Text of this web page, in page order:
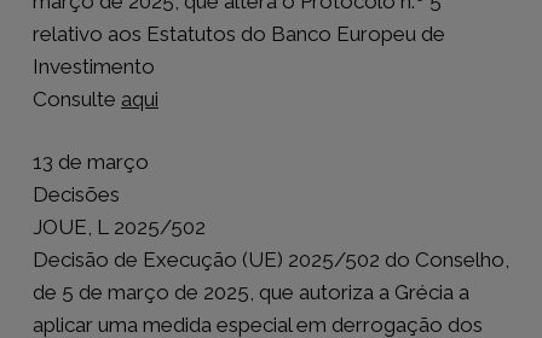
relativo aos Estatutos do Banco Europeu de
Investimento
Consulte aqui
13 de março
Decisões
JOUE, L 2025/502
Decisão de Execução (UE) 2025/502 do Conselho,
de 5 de março de 2025, que autoriza a Grécia a
aplicar uma medida especial em derrogação dos